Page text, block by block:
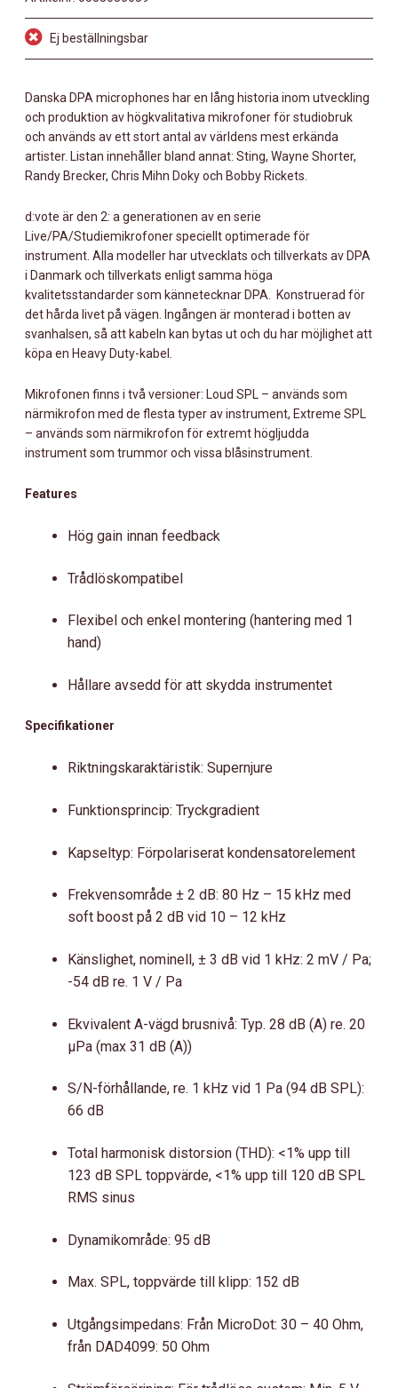
Ej beställningsbar
Danska DPA microphones har en lång historia inom utveckling
och produktion av högkvalitativa mikrofoner för studiobruk
och används av ett stort antal av världens mest erkända
artister. Listan innehåller bland annat: Sting, Wayne Shorter,
Randy Brecker, Chris Mihn Doky och Bobby Rickets.
d:vote är den 2: a generationen av en serie
Live/PA/Studiemikrofoner speciellt optimerade för
instrument. Alla modeller har utvecklats och tillverkats av DPA
i Danmark och tillverkats enligt samma höga
kvalitetsstandarder som kännetecknar DPA. Konstruerad för
det hårda livet på vägen. Ingången är monterad i botten av
svanhalsen, så att kabeln kan bytas ut och du har möjlighet att
köpa en Heavy Duty-kabel.
Mikrofonen finns i två versioner: Loud SPL – används som
närmikrofon med de flesta typer av instrument, Extreme SPL
– används som närmikrofon för extremt högljudda
instrument som trummor och vissa blåsinstrument.
Features
Hög gain innan feedback
Trådlöskompatibel
Flexibel och enkel montering (hantering med 1
hand)
Hållare avsedd för att skydda instrumentet
Specifikationer
Riktningskaraktäristik: Supernjure
Funktionsprincip: Tryckgradient
Kapseltyp: Förpolariserat kondensatorelement
Frekvensområde ± 2 dB: 80 Hz – 15 kHz med
soft boost på 2 dB vid 10 – 12 kHz
Känslighet, nominell, ± 3 dB vid 1 kHz: 2 mV / Pa;
-54 dB re. 1 V / Pa
Ekvivalent A-vägd brusnivå: Typ. 28 dB (A) re. 20
μPa (max 31 dB (A))
S/N-förhållande, re. 1 kHz vid 1 Pa (94 dB SPL):
66 dB
Total harmonisk distorsion (THD): <1% upp till
123 dB SPL toppvärde, <1% upp till 120 dB SPL
RMS sinus
Dynamikområde: 95 dB
Max. SPL, toppvärde till klipp: 152 dB
Utgångsimpedans: Från MicroDot: 30 – 40 Ohm,
från DAD4099: 50 Ohm